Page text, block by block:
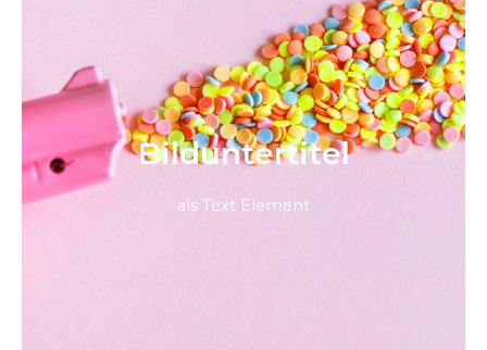
Bild­unter­titel
als Text Element